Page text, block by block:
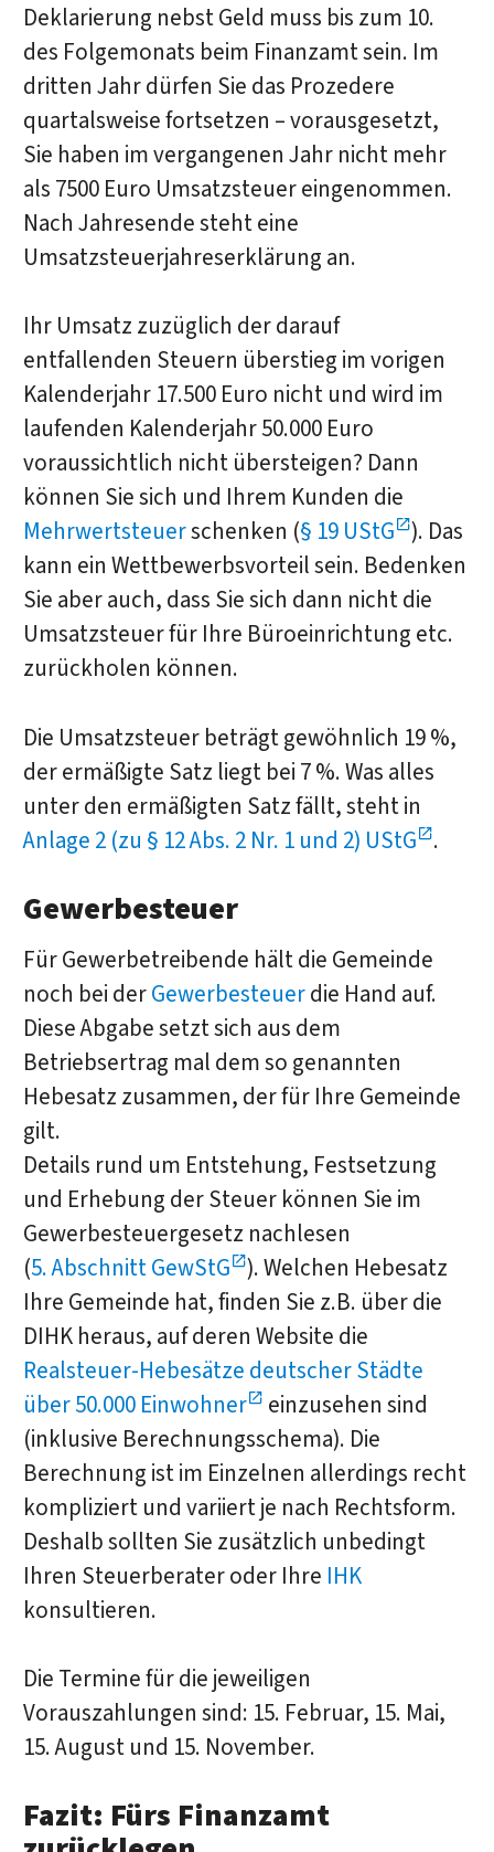
Deklarierung nebst Geld muss bis zum 10.
des Folgemonats beim Finanzamt sein. Im
dritten Jahr dürfen Sie das Prozedere
quartalsweise fortsetzen – vorausgesetzt,
Sie haben im vergangenen Jahr nicht mehr
als 7500 Euro Umsatzsteuer eingenommen.
Nach Jahresende steht eine
Umsatzsteuerjahreserklärung an.
Ihr Umsatz zuzüglich der darauf
entfallenden Steuern überstieg im vorigen
Kalenderjahr 17.500 Euro nicht und wird im
laufenden Kalenderjahr 50.000 Euro
voraussichtlich nicht übersteigen? Dann
können Sie sich und Ihrem Kunden die
Mehrwertsteuerschenken (§ 19 UStG ). Das
kann ein Wettbewerbsvorteil sein. Bedenken
Sie aber auch, dass Sie sich dann nicht die
Umsatzsteuer für Ihre Büroeinrichtung etc.
zurückholen können.
Die Umsatzsteuer beträgt gewöhnlich 19 %,
der ermäßigte Satz liegt bei 7 %. Was alles
unter den ermäßigten Satz fällt, steht in
Anlage 2 (zu § 12 Abs. 2 Nr. 1 und 2) UStG .
Gewerbesteuer
Für Gewerbetreibende hält die Gemeinde
noch bei derGewerbesteuerdie Hand auf.
Diese Abgabe setzt sich aus dem
Betriebsertrag mal dem so genannten
Hebesatz zusammen, der für Ihre Gemeinde
gilt.
Details rund um Entstehung, Festsetzung
und Erhebung der Steuer können Sie im
Gewerbesteuergesetz nachlesen
(5. Abschnitt GewStG ). Welchen Hebesatz
Ihre Gemeinde hat, finden Sie z.B. über die
DIHK heraus, auf deren Website die
Realsteuer-Hebesätze deutscher Städte
über 50.000 Einwohner
einzusehen sind
(inklusive Berechnungsschema). Die
Berechnung ist im Einzelnen allerdings recht
kompliziert und variiert je nach Rechtsform.
Deshalb sollten Sie zusätzlich unbedingt
Ihren Steuerberater oder Ihre IHK
konsultieren.
Die Termine für die jeweiligen
Vorauszahlungen sind: 15. Februar, 15. Mai,
15. August und 15. November.
Fazit: Fürs Finanzamt